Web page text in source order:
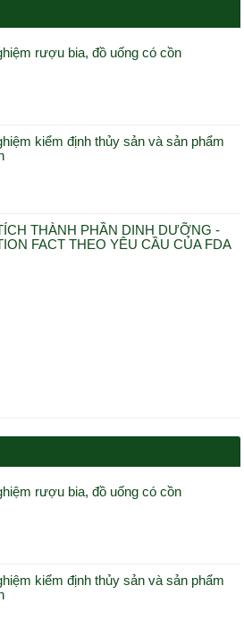
rượu bia, đồ uống có cồn
kiểm định thủy sản và sản phẩm
THÀNH PHẦN DINH DƯỠNG -
FACT THEO YÊU CẦU CỦA FDA
rượu bia, đồ uống có cồn
kiểm định thủy sản và sản phẩm